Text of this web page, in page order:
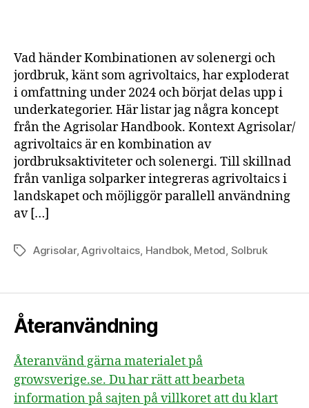
Vad händer Kombinationen av solenergi och
jordbruk, känt som agrivoltaics, har exploderat
i omfattning under 2024 och börjat delas upp i
underkategorier. Här listar jag några koncept
från the Agrisolar Handbook. Kontext Agrisolar/
agrivoltaics är en kombination av
jordbruksaktiviteter och solenergi. Till skillnad
från vanliga solparker integreras agrivoltaics i
landskapet och möjliggör parallell användning
av […]
EtiketterAgrisolar,Agrivoltaics Handbok, Metod Solbruk
Återanvändning
Återanvänd gärna materialet på
growsverige.se. Du har rätt att bearbeta
information på sajten på villkoret att du klart